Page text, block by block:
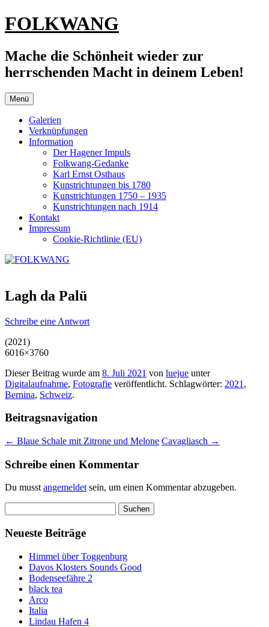
Zum
Inhalt
FOLKWANG
Mache die Schönheit wieder zur
herrschenden Macht in deinem Leben!
Menü
Galerien
Verknüpfungen
Information
Der Hagener Impuls
Folkwang-Gedanke
Karl Ernst Osthaus
Kunstrichtungen bis 1780
Kunstrichtungen 1750 – 1935
Kunstrichtungen nach 1914
Kontakt
Impressum
Cookie-Richtlinie (EU)
Lagh da Palü
Schreibe eine Antwort
(2021)
6016×3760
Dieser Beitrag wurde am 8. Juli 2021 von luejue unter
Digitalaufnahme, Fotografie veröffentlicht. Schlagwörter: 2021 ,
Bernina, Schweiz.
Beitragsnavigation
← Blaue Schale mit Zitrone und Melone Cavagliasch →
Schreibe einen Kommentar
Du musstangemeldetsein, um einen Kommentar abzugeben.
nach:
Neueste Beiträge
Himmel über Toggenburg
Davos Klosters Sounds Good
Bodenseefähre 2
black tea
Arco
Italia
Lindau Hafen 4